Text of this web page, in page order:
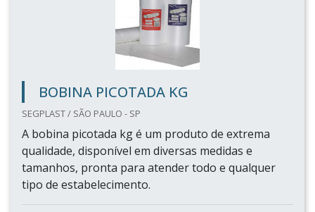
BOBINA PICOTADA KG
SEGPLAST / SÃO PAULO - SP
A bobina picotada kg é um produto de extrema
qualidade, disponível em diversas medidas e
tamanhos, pronta para atender todo e qualquer
tipo de estabelecimento.